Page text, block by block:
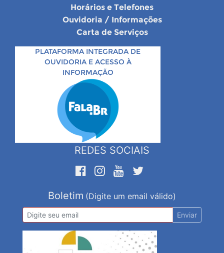
Horários e Telefones
Ouvidoria / Informações
Carta de Serviços
PLATAFORMA INTEGRADA DE
OUVIDORIA E ACESSO À
INFORMAÇÃO
REDES SOCIAIS
Boletim (Digite um email válido)
Enviar